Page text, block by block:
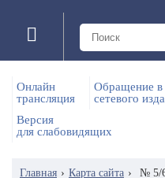
Онлайн
трансляция
Обращение в
сетевого
Версия
для слабовидящих
Главная › Карта сайта › № 5/